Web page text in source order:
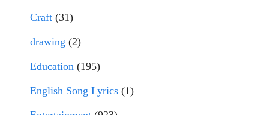
Craft (31)
drawing (2)
Education (195)
English Song Lyrics (1)